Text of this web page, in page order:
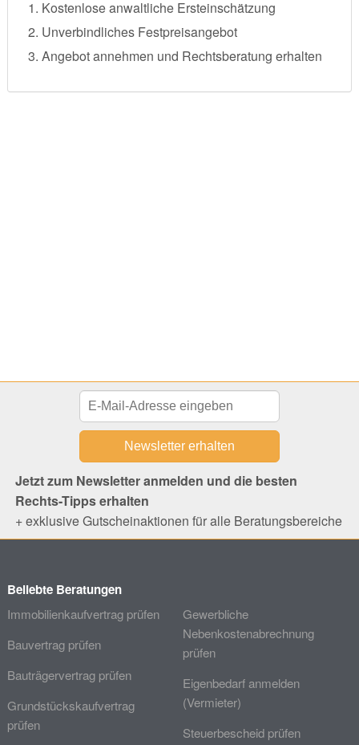
Kostenlose anwaltliche Ersteinschätzung
Unverbindliches Festpreisangebot
Angebot annehmen und Rechtsberatung erhalten
Jetzt zum Newsletter anmelden und die besten
Rechts-Tipps erhalten
+ exklusive Gutscheinaktionen für alle Beratungsbereiche
Beliebte Beratungen
Immobilienkaufvertrag prüfen
Bauvertrag prüfen
Bauträgervertrag prüfen
Grundstückskaufvertrag
prüfen
Gewerbliche
Nebenkostenabrechnung
prüfen
Eigenbedarf anmelden
(Vermieter)
Steuerbescheid prüfen